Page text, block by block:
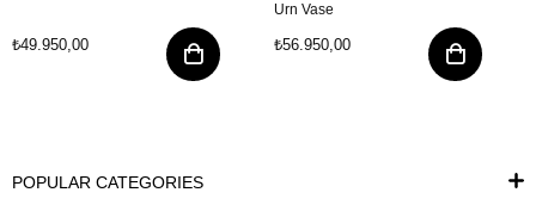
₺49.950,00
Urn Vase
₺56.950,00
POPULAR CATEGORIES